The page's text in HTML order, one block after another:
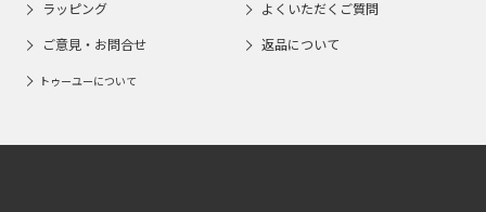
ラッピング よくいただくご質問
ご意見・お問合せ 返品について
トゥーユーについて